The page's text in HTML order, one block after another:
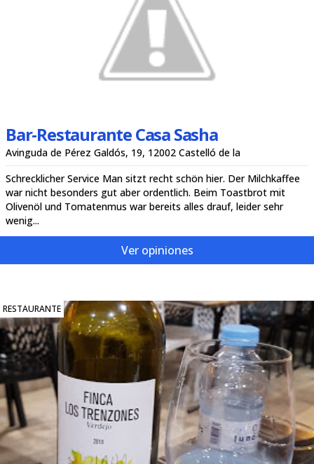
Bar-Restaurante Casa Sasha
Avinguda de Pérez Galdós, 19, 12002 Castelló de la
Schrecklicher Service Man sitzt recht schön hier. Der Milchkaffee
war nicht besonders gut aber ordentlich. Beim Toastbrot mit
Olivenöl und Tomatenmus war bereits alles drauf, leider sehr
wenig...
Ver opiniones
RESTAURANTE